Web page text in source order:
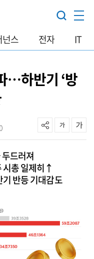
넌스 전자 IT
…하반기 ‘방
드러져
시총 일제히↑
반등 기대감도